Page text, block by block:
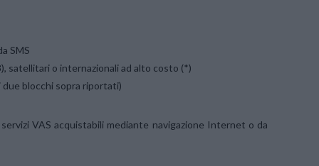
SMS
satellitari o internazionali ad alto costo (*)
blocchi sopra riportati)
VAS acquistabili mediante navigazione Internet o da